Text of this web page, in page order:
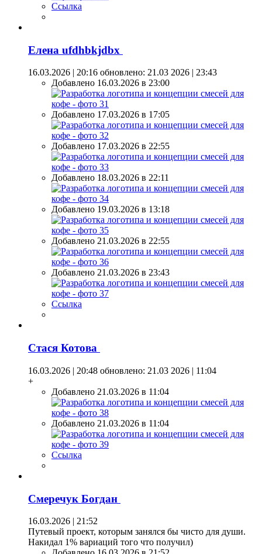
Ссылка
Елена ufdhbkjdbx
16.03.2026 | 20:16 обновлено: 21.03 2026 | 23:43
Добавлено 16.03.2026 в 23:00
Добавлено 17.03.2026 в 17:05
Добавлено 17.03.2026 в 22:55
Добавлено 18.03.2026 в 22:11
Добавлено 19.03.2026 в 13:18
Добавлено 21.03.2026 в 22:55
Добавлено 21.03.2026 в 23:43
Ссылка
Стася Котова
16.03.2026 | 20:48 обновлено: 21.03 2026 | 11:04
+
Добавлено 21.03.2026 в 11:04
Добавлено 21.03.2026 в 11:04
Ссылка
Смеречук Богдан
16.03.2026 | 21:52
Путевый проект, которым занялся бы чисто для души.
Накидал 1% вариаций того что получил)